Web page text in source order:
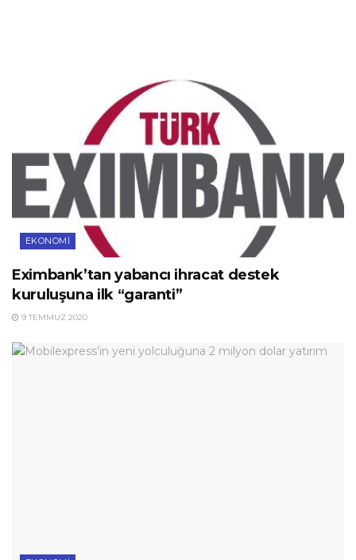
EKONOMI
Eximbank’tan yabancı ihracat destek
kuruluşuna ilk “garanti”
9 TEMMUZ 2020